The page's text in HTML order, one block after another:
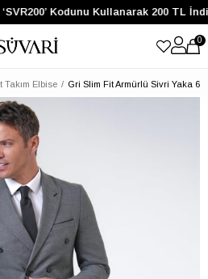
Kodunu Kullanarak 200 TL
0
Takım Elbise Gri Slim Fit Armürlü Sivri Yaka 6